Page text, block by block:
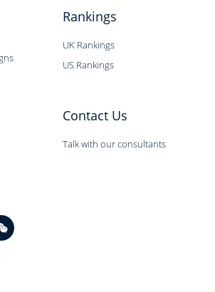
Rankings
UK Rankings
US Rankings
Contact Us
Talk with our consultants